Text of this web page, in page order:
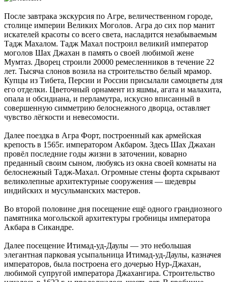
После завтрака экскурсия по Агре, величественном городе,
столице империи Великих Моголов. Агра до сих пор манит
искателей красоты со всего света, насладится незабываемым
Тадж Махалом. Тадж Махал построил великий император
моголов Шах Джахан в память о своей любимой жене
Мумтаз. Дворец строили 20000 ремесленников в течение 22
лет. Тысяча слонов возила на строительство белый мрамор.
Купцы из Тибета, Персии и России присылали самоцветы для
его отделки. Цветочный орнамент из яшмы, агата и малахита,
опала и обсидиана, и перламутра, искусно вписанный в
совершенную симметрию белоснежного дворца, оставляет
чувство лёгкости и невесомости.
Далее поездка в Агра Форт, построенный как армейская
крепость в 1565г. императором Акбаром. Здесь Шах Джахан
провёл последние годы жизни в заточении, коварно
преданный своим сыном, любуясь из окна своей комнаты на
белоснежный Тадж-Махал. Огромные стены форта скрывают
великолепные архитектурные сооружения — шедевры
индийских и мусульманских мастеров.
Во второй половине дня посещение ещё одного грандиозного
памятника могольской архитектуры гробницы императора
Акбара в Сикандре.
Далее посещение Итимад-уд-Даулы — это небольшая
элегантная парковая усыпальница Итимад-уд-Даулы, казначея
императоров, была построена его дочерью Нур-Джахан,
любимой супругой императора Джахангира. Строительство